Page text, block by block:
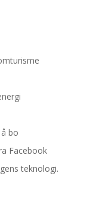
bo
Facebook
teknologi.